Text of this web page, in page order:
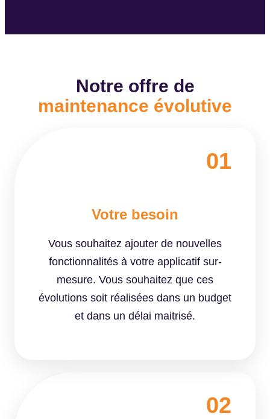
Notre offre de
maintenance évolutive
01
Votre besoin
Vous souhaitez ajouter de nouvelles
fonctionnalités à votre applicatif sur-
mesure. Vous souhaitez que ces
évolutions soit réalisées dans un budget
et dans un délai maitrisé.
02